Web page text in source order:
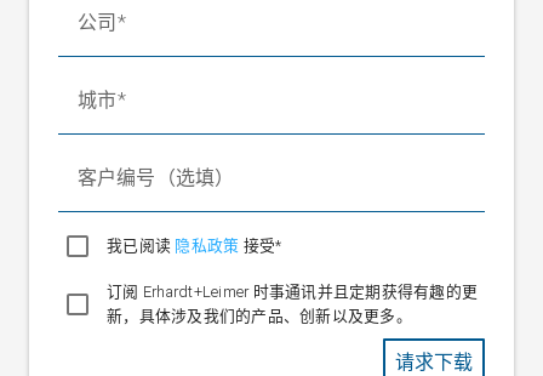
公司
城市
客户编号（选填）
我已阅读 隐私政策 接受*
订阅 Erhardt+Leimer 时事通讯并且定期获得有趣的更
新，具体涉及我们的产品、创新以及更多。
请求下载